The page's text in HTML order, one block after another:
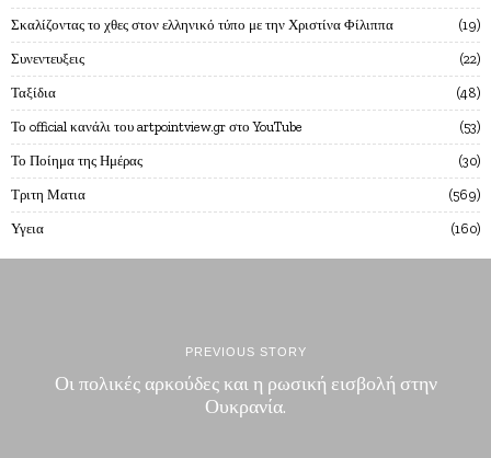
Σκαλίζοντας το χθες στον ελληνικό τύπο με την Χριστίνα Φίλιππα 19
Συνεντευξεις 22
Ταξίδια 48
Το official κανάλι του artpointview.gr στο YouTube 53
Το Ποίημα της Ημέρας 30
Τριτη Ματια 569
Υγεια 160
PREVIOUS STORY
Οι πολικές αρκούδες και η ρωσική εισβολή στην
Ουκρανία.